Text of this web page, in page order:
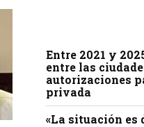
Entre 2021 y
entre las
autorizaciones
privada
«La situación es